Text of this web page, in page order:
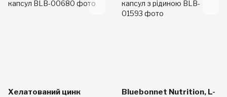
Хелатований цинк
Bluebonnet Nutrition, L-